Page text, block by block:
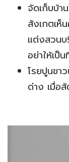
จัดเก็บบ้า
สังเกตเ
แต่งสวนบ
อย่าให้เป็
โรยปูนขา
ด่าง เมื่อ